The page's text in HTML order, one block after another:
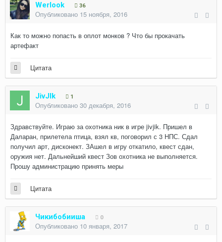
Werlook 36
Опубликовано 15 ноября, 2016
Как то можно попасть в оплот монков ? Что бы прокачать
артефакт
Цитата
JivJIk 1
Опубликовано 30 декабря, 2016
Здравствуйте. Играю за охотника ник в игре jivjik. Пришел в
Даларан, прилетела птица, взял кв, поговорил с 3 НПС. Сдал
получил арт, дисконект. ЗАшел в игру откатило, квест сдан,
оружия нет. Дальнейший квест Зов охотника не выполняется.
Прошу администрацию принять меры
Цитата
Чикибобииша 0
Опубликовано 10 января, 2017